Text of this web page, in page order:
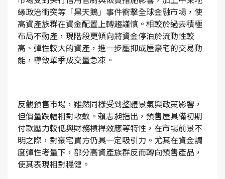
緣政治衝突等「黑天鵝」事件衝擊全球金融市場，使
高資產族群在資金配置上轉趨謹慎。相較於過去積極
布局不動產，現階段更傾向將資金停泊於流動性較
高、彈性較大的資產，進一步壓抑成屋豪宅的交易動
能，導致單季成交量急凍。
反觀預售市場，雖然同樣受到整體景氣與政策影響，
但價量跌幅相對收斂。賴志昶指出，預售屋具備初期
付款壓力較低與財務槓桿效應等特性，在市場前景不
明之際，對豪宅買方仍具一定吸引力。尤其在資金調
度彈性考量下，部分高資產族群反而轉向預售產品，
使其表現相對穩健。